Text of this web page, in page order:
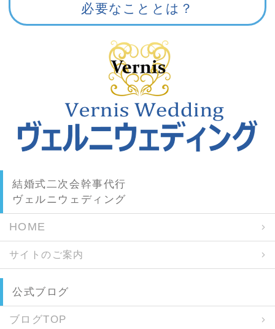
必要なこととは？
結婚式二次会幹事代行
ヴェルニウェディング
HOME
サイトのご案内
公式ブログ
ブログTOP